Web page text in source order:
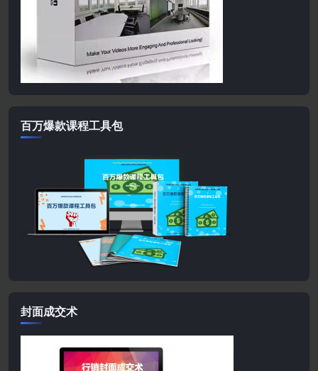
百万爆款课程工具包
封面成交术